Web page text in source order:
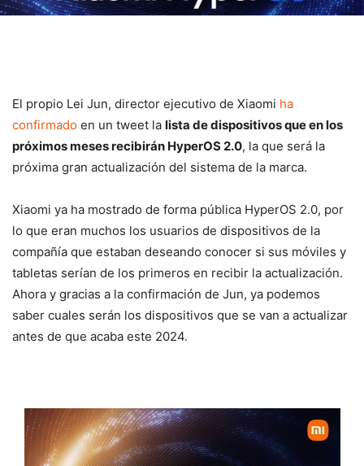
El propio Lei Jun, director ejecutivo de Xiaomi ha
confirmado en un tweet la lista de dispositivos que en los
próximos meses recibirán HyperOS 2.0, la que será la
próxima gran actualización del sistema de la marca.
Xiaomi ya ha mostrado de forma pública HyperOS 2.0, por
lo que eran muchos los usuarios de dispositivos de la
compañía que estaban deseando conocer si sus móviles y
tabletas serían de los primeros en recibir la actualización.
Ahora y gracias a la confirmación de Jun, ya podemos
saber cuales serán los dispositivos que se van a actualizar
antes de que acaba este 2024.